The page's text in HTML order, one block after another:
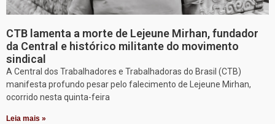
CTB lamenta a morte de Lejeune Mirhan, fundador
da Central e histórico militante do movimento
sindical
A Central dos Trabalhadores e Trabalhadoras do Brasil (CTB)
manifesta profundo pesar pelo falecimento de Lejeune Mirhan,
ocorrido nesta quinta-feira
Leia mais »